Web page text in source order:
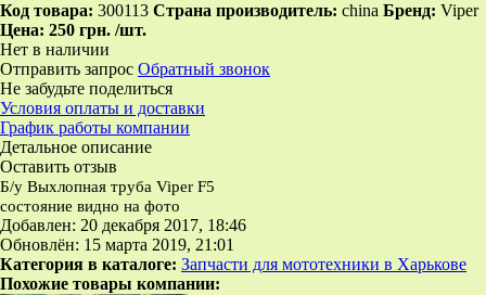
Код товара: 300113 Страна производитель: china Бренд: Viper
Цена: 250 грн. /шт.
Нет в наличии
Отправить запрос Обратный звонок
Не забудьте поделиться
Условия оплаты и доставки
График работы компании
Детальное описание
Оставить отзыв
Б/у Выхлопная труба Viper F5
состояние видно на фото
Добавлен: 20 декабря 2017, 18:46
Обновлён: 15 марта 2019, 21:01
Категория в каталоге: Запчасти для мототехники в Харькове
Похожие товары компании: